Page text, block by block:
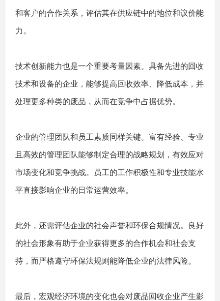
和客户的合作关系，评估其在供应链中的地位和议价能
力。
技术创新能力也是一个重要考量因素。具备先进的回收
技术和设备的企业，能够提高回收效率、降低成本，并
处理更多种类的废品，从而在竞争中占据优势。
企业的管理团队和员工素质同样关键。富有经验、专业
且高效的管理团队能够制定合理的战略规划，有效应对
市场变化和竞争挑战。员工的工作积极性和专业技能水
平直接影响企业的日常运营效率。
此外，还需评估企业的社会声誉和环保合规情况。良好
的社会形象有助于企业获得更多的合作机会和社会支
持，而严格遵守环保法规则能降低企业的法律风险。
最后，宏观经济环境的变化也会对废品回收企业产生影